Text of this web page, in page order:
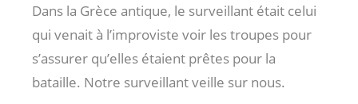
Dans la Grèce antique, le surveillant était celui
qui venait à l’improviste voir les troupes pour
s’assurer qu’elles étaient prêtes pour la
bataille. Notre surveillant veille sur nous.